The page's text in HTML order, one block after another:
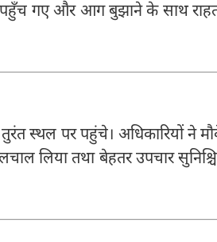
पहुँच गए और आग बुझाने के साथ
स्थल पर पहुंचे। अधिकारियों ने
लिया तथा बेहतर उपचार